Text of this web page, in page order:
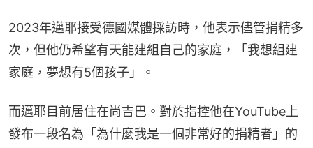
2023年邁耶接受德國媒體採訪時，他表示儘管捐精多
次，但他仍希望有天能建組自己的家庭，「我想組建
家庭，夢想有5個孩子」。
而邁耶目前居住在尚吉巴。對於指控他在YouTube上
發布一段名為「為什麼我是一個非常好的捐精者」的